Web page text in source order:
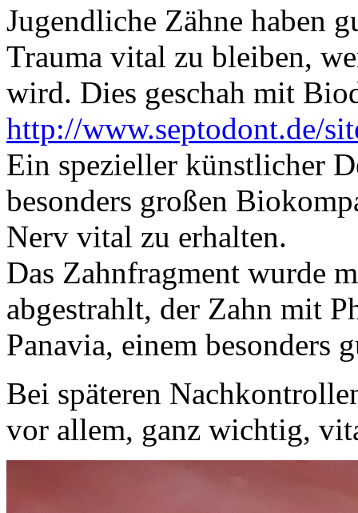
Jugendliche Zähne haben
Trauma vital zu bleiben,
wird. Dies geschah mit
http://www.septodont.de/
Ein spezieller künstlicher
besonders großen
Nerv vital zu erhalten.
Das Zahnfragment wurde
abgestrahlt, der Zahn mit
Panavia, einem besonders
Bei späteren
vor allem, ganz wichtig,